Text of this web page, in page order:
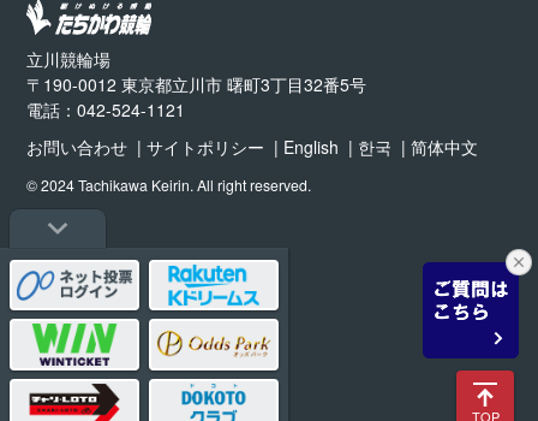
立川競輪場
〒190-0012 東京都立川市 曙町3丁目32番5号
電話：042-524-1121
お問い合わせ
サイトポリシー English 한국 简体中文
© 2024 Tachikawa Keirin. All right reserved.
TOP